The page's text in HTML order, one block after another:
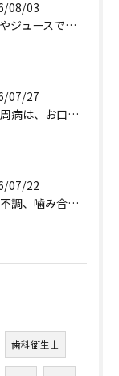
08/03
アイスやジュースでむし歯増加？🦷
07/27
🦷【歯周病は、お口だけの病気ではないかもしれません】🌿
07/22
🦷その不調、噛み合わせが原因かもしれません🦷
歯科衛生士